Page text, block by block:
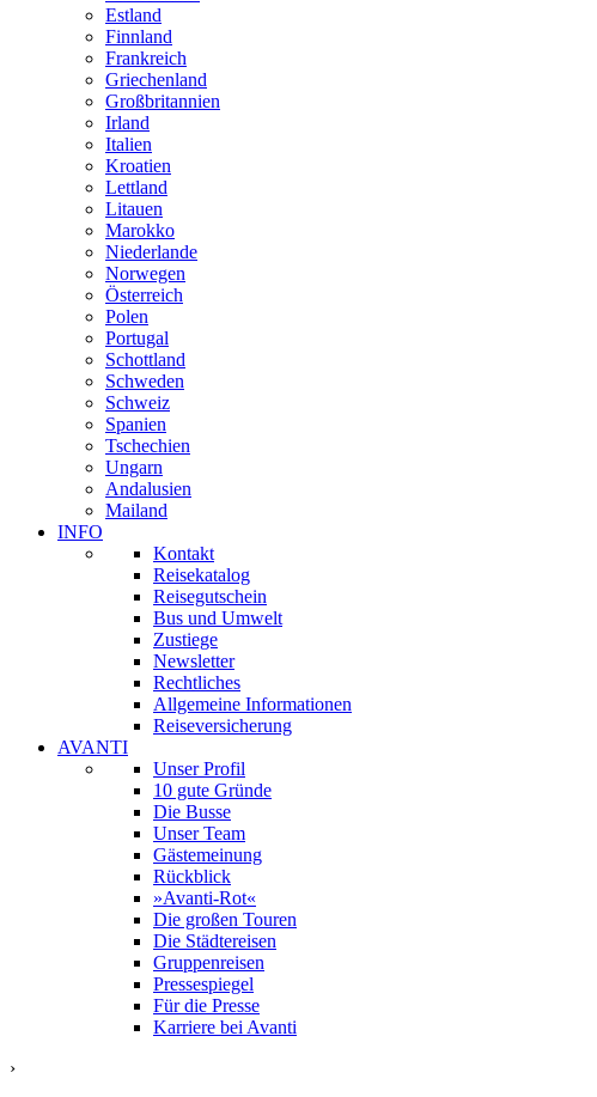
Estland
Finnland
Frankreich
Griechenland
Großbritannien
Irland
Italien
Kroatien
Lettland
Litauen
Marokko
Niederlande
Norwegen
Österreich
Polen
Portugal
Schottland
Schweden
Schweiz
Spanien
Tschechien
Ungarn
Andalusien
Mailand
INFO
Kontakt
Reisekatalog
Reisegutschein
Bus und Umwelt
Zustiege
Newsletter
Rechtliches
Allgemeine Informationen
Reiseversicherung
AVANTI
Unser Profil
10 gute Gründe
Die Busse
Unser Team
Gästemeinung
Rückblick
»Avanti-Rot«
Die großen Touren
Die Städtereisen
Gruppenreisen
Pressespiegel
Für die Presse
Karriere bei Avanti
›